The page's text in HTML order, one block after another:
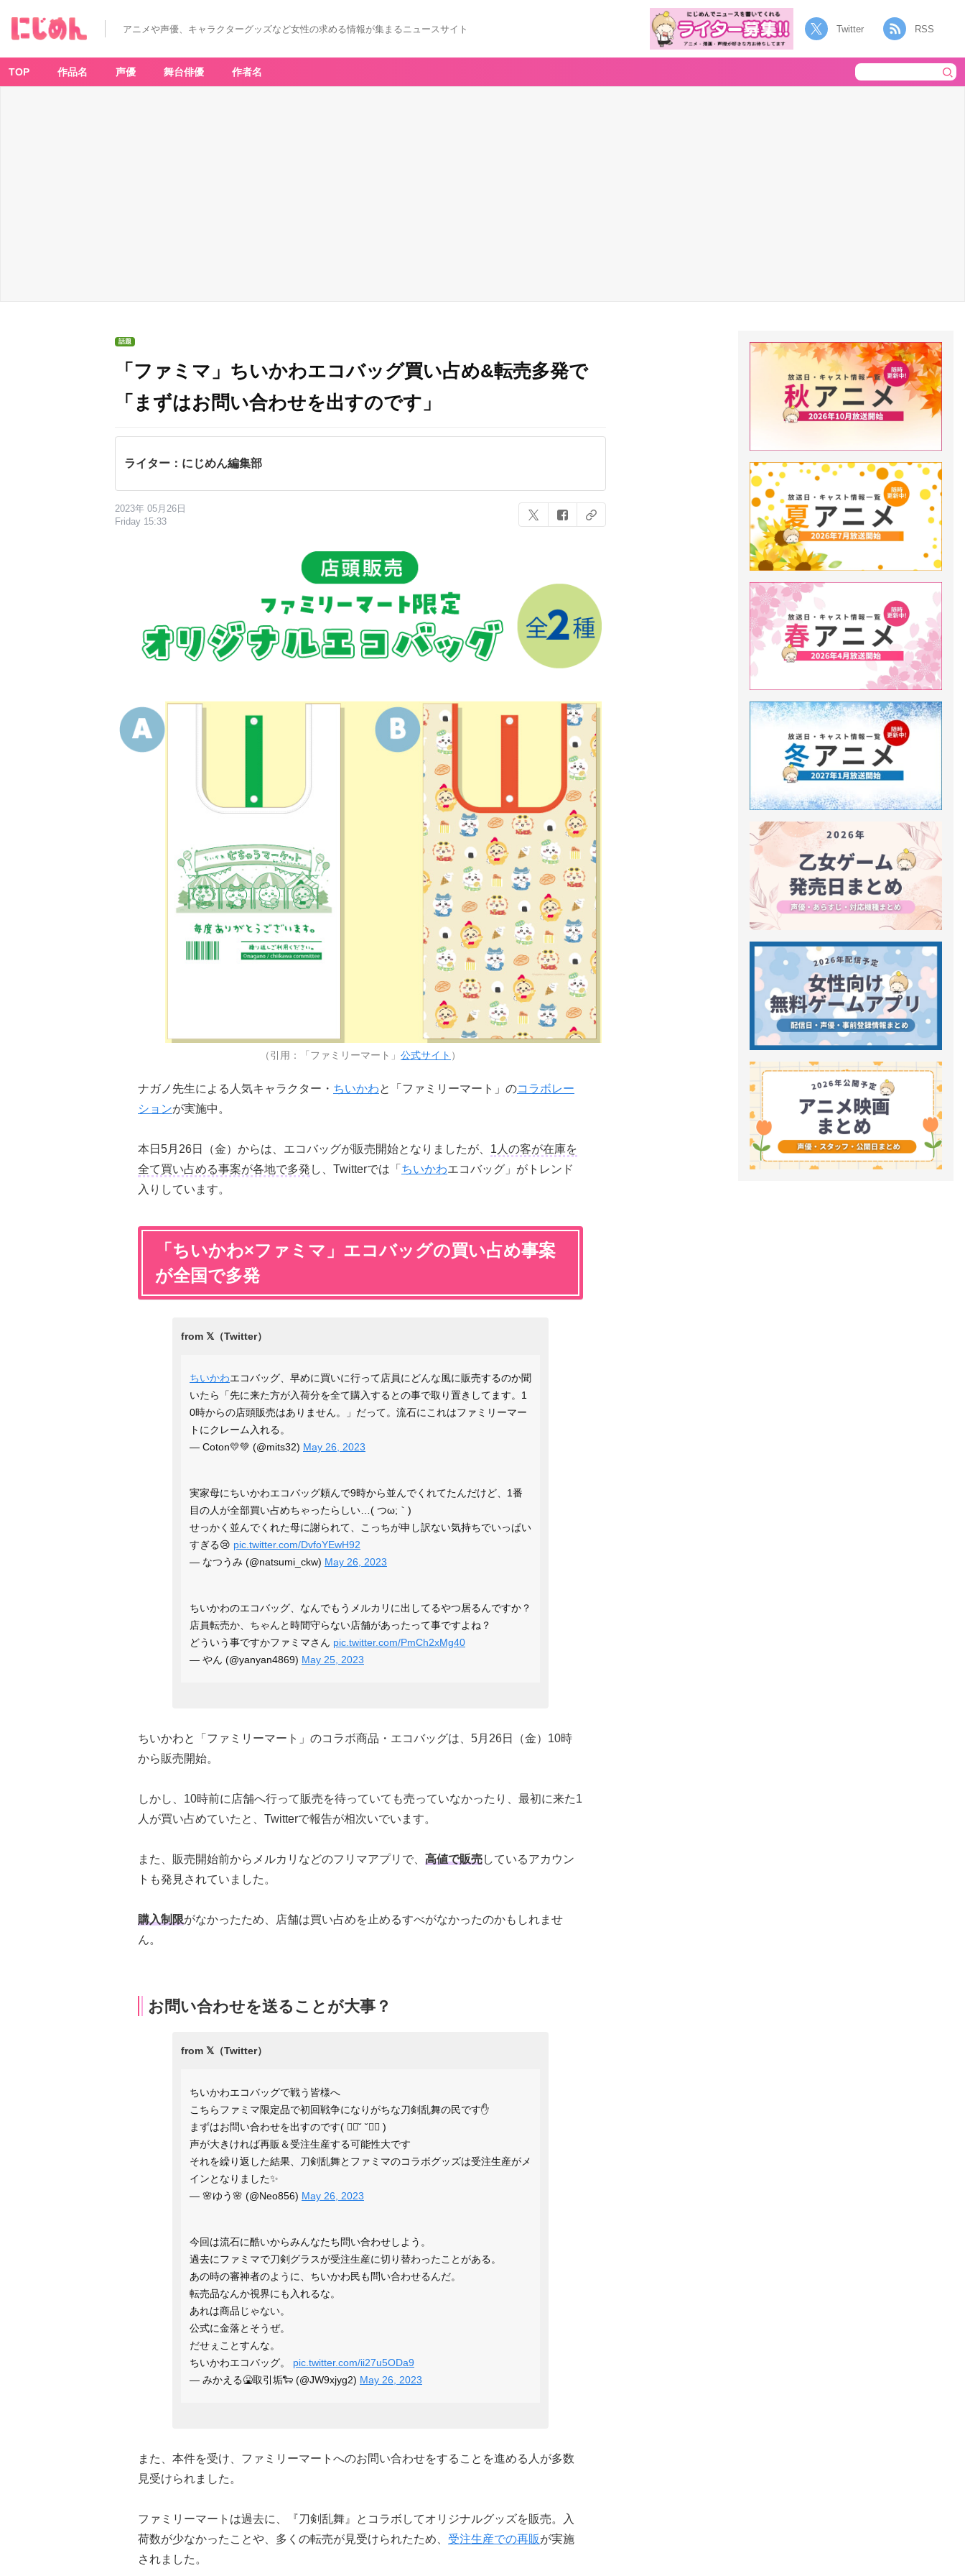
アニメや声優、キャラクターグッズなど女性の求める情報が集まるニュースサイト Twitter RSS
TOP 作品名 声優 舞台俳優 作者名
話題
「ファミマ」ちいかわエコバッグ買い占め&転売多発で
「まずはお問い合わせを出すのです」
ライター：にじめん編集部
2023年 05月26日
Friday 15:33
（引用：「ファミリーマート」 公式サイト ）
ナガノ先生による人気キャラクター・ ちいかわと「ファミリーマート」のコラボレー
ションが実施中。
本日5月26日（金）からは、エコバッグが販売開始となりましたが、 1人の客が在庫を
全て買い占める事案が各地で多発 し、Twitterでは「 ちいかわエコバッグ」がトレンド
入りしています。
「ちいかわ×ファミマ」エコバッグの買い占め事案
が全国で多発
ちいかわエコバッグ、早めに買いに行って店員にどんな風に販売するのか聞
いたら「先に来た方が入荷分を全て購入するとの事で取り置きしてます。1
0時からの店頭販売はありません。」だって。流石にこれはファミリーマー
トにクレーム入れる。
— Coton💛💚 (@mits32) May 26, 2023
実家母にちいかわエコバッグ頼んで9時から並んでくれてたんだけど、1番
目の人が全部買い占めちゃったらしい…( つω;｀)
せっかく並んでくれた母に謝られて、こっちが申し訳ない気持ちでいっぱい
すぎる😢 pic.twitter.com/DvfoYEwH92
— なつうみ (@natsumi_ckw) May 26, 2023
ちいかわのエコバッグ、なんでもうメルカリに出してるやつ居るんですか？
店員転売か、ちゃんと時間守らない店舗があったって事ですよね？
どういう事ですかファミマさん pic.twitter.com/PmCh2xMg40
— やん (@yanyan4869) May 25, 2023
ちいかわと「ファミリーマート」のコラボ商品・エコバッグは、5月26日（金）10時
から販売開始。
しかし、10時前に店舗へ行って販売を待っていても売っていなかったり、最初に来た1
人が買い占めていたと、Twitterで報告が相次いでいます。
また、販売開始前からメルカリなどのフリマアプリで、 高値で販売しているアカウン
トも発見されていました。
購入制限がなかったため、店舗は買い占めを止めるすべがなかったのかもしれませ
ん。
お問い合わせを送ることが大事？
ちいかわエコバッグで戦う皆様へ
こちらファミマ限定品で初回戦争になりがちな刀剣乱舞の民です✋
まずはお問い合わせを出すのです( ✋🏻˘ ˘👌🏻 )
声が大きければ再販＆受注生産する可能性大です
それを繰り返した結果、刀剣乱舞とファミマのコラボグッズは受注生産がメ
インとなりました✨
— 🌸ゆう🌸 (@Neo856) May 26, 2023
今回は流石に酷いからみんなたち問い合わせしよう。
過去にファミマで刀剣グラスが受注生産に切り替わったことがある。
あの時の審神者のように、ちいかわ民も問い合わせるんだ。
転売品なんか視界にも入れるな。
あれは商品じゃない。
公式に金落とそうぜ。
だせぇことすんな。
ちいかわエコバッグ。 pic.twitter.com/ii27u5ODa9
— みかえる🤮取引垢🐑 (@JW9xjyg2) May 26, 2023
また、本件を受け、ファミリーマートへのお問い合わせをすることを進める人が多数
見受けられました。
ファミリーマートは過去に、『刀剣乱舞』とコラボしてオリジナルグッズを販売。入
荷数が少なかったことや、多くの転売が見受けられたため、 受注生産での再販が実施
されました。